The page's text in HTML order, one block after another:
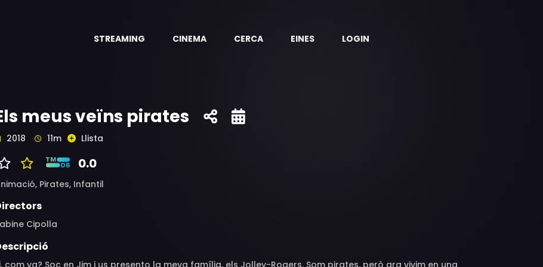
STREAMING CINEMA CERCA EINES LOGIN
meus veïns pirates
2018 11m Llista
0.0
Pirates, Infantil
Cipolla
com va? Soc en Jim i us presento la meva família, els Jolley-Rogers. Som pirates, però ara vivim en una